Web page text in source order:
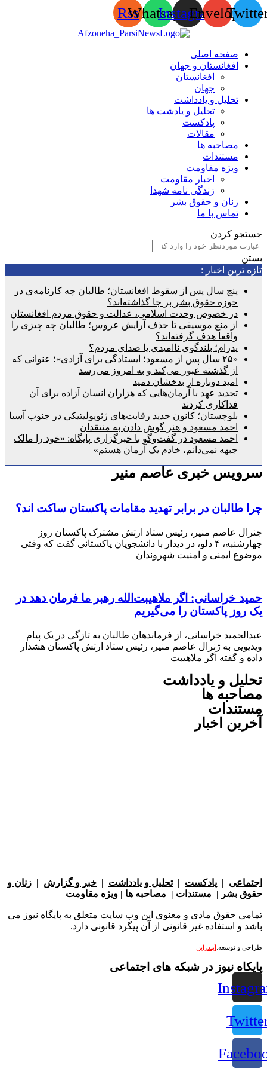
Instagram
Whatsapp
Rss
صفحه اصلی
افغانستان و جهان
افغانستان
جهان
تحلیل و یادداشت
تحلیل و یادشت ها
پادکست
مقالات
مصاحبه ها
مستندات
ویژه مقاومت
اخبار مقاومت
زندگی نامه شهدا
زنان و حقوق بشر
تماس با ما
کردن
اخبار :
پنج سال پس از سقوط افغانستان؛ طالبان چه کارنامه‌ی در
حوزه حقوق بشر بر جا گذاشته‌اند؟
در خصوص وحدت اسلامی، عدالت و حقوق مردم افغانستان
از منع موسیقی تا حذف آرایش عروس؛ طالبان چه چیزی را
واقعا هدف گرفته‌اند؟
پدرام؛ بلندگوی ناامیدی یا صدای مردم؟
«۲۵ سال پس از مسعود؛ ایستادگی برای آزادی»؛ عنوانی که
از گذشته عبور می‌کند و به امروز می‌رسد
امید دوباره از بدخشان دمید
تجدید عهد با آرمان‌هایی که هزاران انسان آزاده برای آن
فداکاری کردند
بلوچستان؛ کانون جدید رقابت‌های ژئوپولیتیکی در جنوب آسیا
احمد مسعود و هنر گوش دادن به منتقدان
احمد مسعود در گفت‌وگو با خبرگزاری پایگاه: «خود را مالک
جبهه نمی‌دانم، خادم یک آرمان هستم»
خبری عاصم منیر
در برابر تهدید مقامات پاکستان ساکت اند؟
عاصم منیر، رئیس ستاد ارتش مشترک پاکستان روز
چهارشنبه، ۴ دلو، در دیدار با دانشجویان پاکستانی گفت که وقتی
ایمنی و امنیت شهروندان
خراسانی: اگر ملاهیبت‌الله رهبر ما فرمان دهد در
پاکستان را می‌گیریم
خراسانی، از فرماندهان طالبان به تازگی در یک پیام
به ژنرال عاصم منیر، رئیس ستاد ارتش پاکستان هشدار
گفته اگر ملاهیبت
و یادداشت
ها
اخبار
|پادکست|تحلیل و یادداشت|خبر و گزارش| زنان و
بشر| مستندات|مصاحبه ها|ویژه مقاومت
حقوق مادی و معنوی این وب سایت متعلق به پایگاه نیوز می
استفاده غیر قانونی از آن پیگرد قانونی دارد.
توسعه: آیندزاین
نیوز در شبکه های اجتماعی